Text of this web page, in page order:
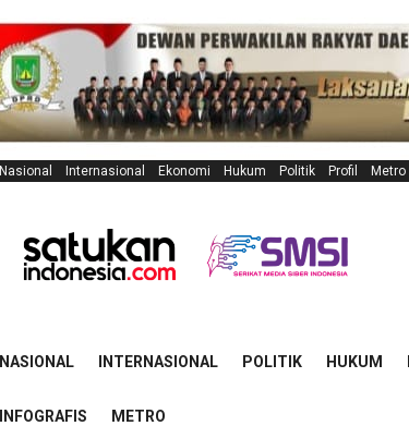
Nasional Internasional Ekonomi Hukum Politik Profil Metro
NASIONAL INTERNASIONAL POLITIK HUKUM
INFOGRAFIS METRO